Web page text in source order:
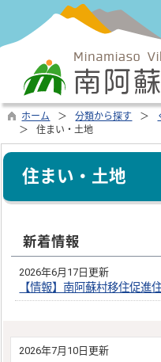
ホーム 分類から探す
住まい・土地
住まい・土地
新着情報
2026年6月17日更新
【情報】南阿蘇村移住促進
2026年7月10日更新